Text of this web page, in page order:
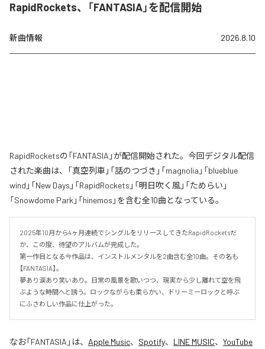
RapidRockets、「FANTASIA」を配信開始
新曲情報 2026.8.10
RapidRocketsの「FANTASIA」が配信開始された。今回デジタル配信
された楽曲は、「真空列車」「話のつづき」「magnolia」「blueblue
wind」「New Days」「RapidRockets」「明日吹く風」「ためらい」
「Snowdome Park」「hinemos」を含む全10曲となっている。
2025年10月から4ヶ月連続でシングルをリリースしてきたRapidRocketsだ
か、この度、待望のアルバムが完成した。
第一作目となる今作品は、インストルメンタルを2曲含む全10曲。その名も
【FANTASIA】。
夢あり涙あり笑いあり。日常の風景を歌いつつ、現実から少し離れて空を飛
ぶような時間へと誘う。ロックながらも柔らかい、ドリーミーロックと呼ぶ
にふさわしい作品に仕上がった。
なお「FANTASIA 」は、 Apple Music、 Spotify、 LINE MUSIC、 YouTube